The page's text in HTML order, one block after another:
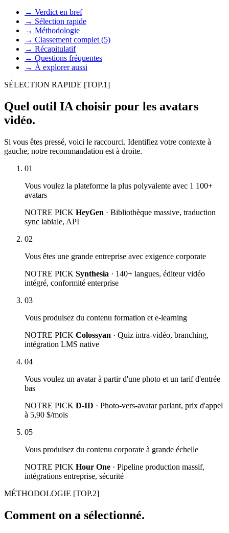
→ Verdict en bref
→ Sélection rapide
→ Méthodologie
→ Classement complet (5)
→ Récapitulatif
→ Questions fréquentes
→ À explorer aussi
SÉLECTION RAPIDE [TOP.1]
Quel outil IA choisir pour les avatars
vidéo.
Si vous êtes pressé, voici le raccourci. Identifiez votre contexte à
gauche, notre recommandation est à droite.
01
Vous voulez la plateforme la plus polyvalente avec 1 100+
avatars
NOTRE PICK HeyGen · Bibliothèque massive, traduction
sync labiale, API
02
Vous êtes une grande entreprise avec exigence corporate
NOTRE PICK Synthesia · 140+ langues, éditeur vidéo
intégré, conformité enterprise
03
Vous produisez du contenu formation et e-learning
NOTRE PICK Colossyan · Quiz intra-vidéo, branching,
intégration LMS native
04
Vous voulez un avatar à partir d'une photo et un tarif d'entrée
bas
NOTRE PICK D-ID · Photo-vers-avatar parlant, prix d'appel
à 5,90 $/mois
05
Vous produisez du contenu corporate à grande échelle
NOTRE PICK Hour One · Pipeline production massif,
intégrations entreprise, sécurité
MÉTHODOLOGIE [TOP.2]
Comment on a sélectionné.